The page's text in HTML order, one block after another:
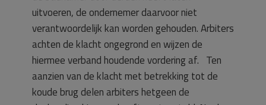
uitvoeren, de ondernemer daarvoor niet
verantwoordelijk kan worden gehouden. Arbiters
achten de klacht ongegrond en wijzen de
hiermee verband houdende vordering af. Ten
aanzien van de klacht met betrekking tot de
koude brug delen arbiters hetgeen de